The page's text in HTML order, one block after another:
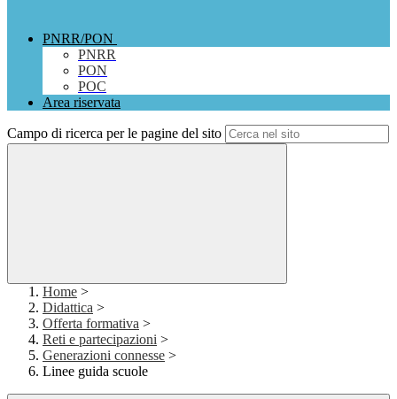
PNRR/PON
PNRR
PON
POC
Area riservata
Campo di ricerca per le pagine del sito
Home >
Didattica >
Offerta formativa >
Reti e partecipazioni >
Generazioni connesse >
Linee guida scuole